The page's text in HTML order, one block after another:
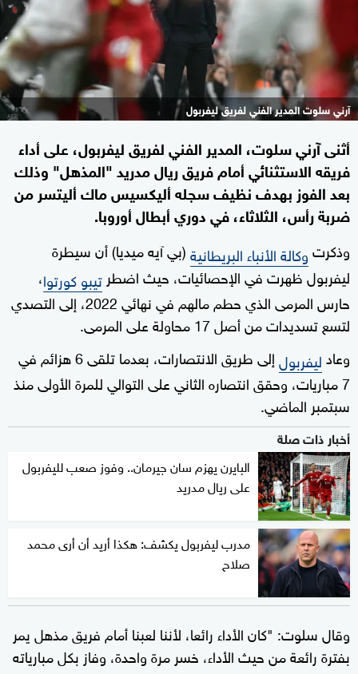
آرني سلوت المدير الفني لفريق ليفربول
أثنى آرني سلوت، المدير الفني لفريق ليفربول، على أداء
فريقه الاستثنائي أمام فريق ريال مدريد "المذهل" وذلك
بعد الفوز بهدف نظيف سجله أليكسيس ماك أليتسر من
ضربة رأس، الثلاثاء، في دوري أبطال أوروبا.
وذكرتوكالة الأنباء البريطانية(بي آيه ميديا) أن سيطرة
ليفربول ظهرت في الإحصائيات، حيث اضطر تيبو كورتوا،
حارس المرمى الذي حطم مالهم في نهائي 2022، إلى التصدي
لتسع تسديدات من أصل 17 محاولة على المرمى.
وعادليفربول
إلى طريق الانتصارات، بعدما تلقى 6 هزائم في
7 مباريات، وحقق انتصاره الثاني على التوالي للمرة الأولى منذ
سبتمبر الماضي.
أخبار ذات صلة
البايرن يهزم سان جيرمان.. وفوز صعب لليفربول
على ريال مدريد
مدرب ليفربول يكشف: هكذا أريد أن أرى محمد
صلاح
وقال سلوت: "كان الأداء رائعا، لأننا لعبنا أمام فريق مذهل يمر
بفترة رائعة من حيث الأداء، خسر مرة واحدة، وفاز بكل مبارياته